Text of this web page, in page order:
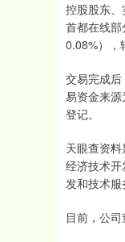
控股股东
首都在线
0.08%），
交易完成
易资金来
登记。
天眼查资
经济技术
发和技术服
目前，公